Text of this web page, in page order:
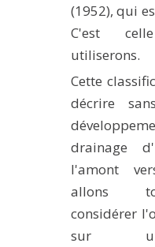
(1952), qui
C'est
utiliserons.
Cette
décrire
drainage
l'amont
allons
considérer
sur